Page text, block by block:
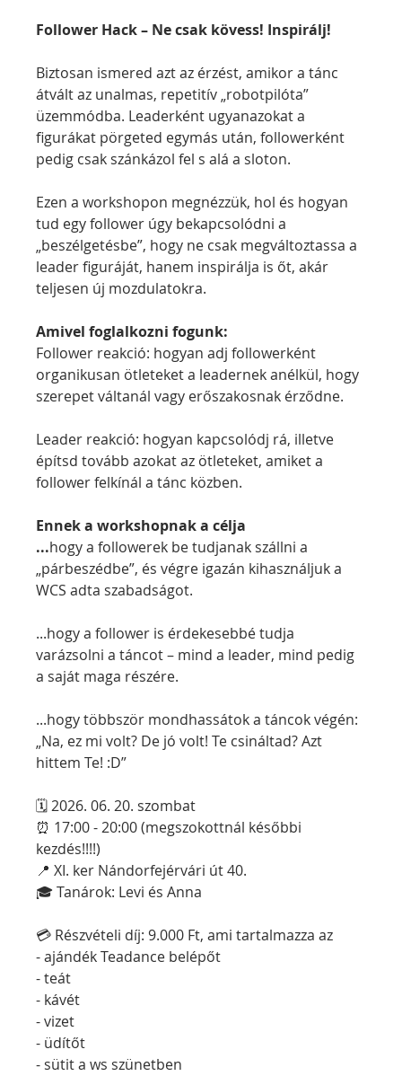
Follower Hack – Ne csak kövess! Inspirálj!
Biztosan ismered azt az érzést, amikor a tánc
átvált az unalmas, repetitív „robotpilóta”
üzemmódba. Leaderként ugyanazokat a
figurákat pörgeted egymás után, followerként
pedig csak szánkázol fel s alá a sloton.
Ezen a workshopon megnézzük, hol és hogyan
tud egy follower úgy bekapcsolódni a
„beszélgetésbe”, hogy ne csak megváltoztassa a
leader figuráját, hanem inspirálja is őt, akár
teljesen új mozdulatokra.
Amivel foglalkozni fogunk:
Follower reakció: hogyan adj followerként
organikusan ötleteket a leadernek anélkül, hogy
szerepet váltanál vagy erőszakosnak érződne.
Leader reakció: hogyan kapcsolódj rá, illetve
építsd tovább azokat az ötleteket, amiket a
follower felkínál a tánc közben.
Ennek a workshopnak a célja
...hogy a followerek be tudjanak szállni a
„párbeszédbe”, és végre igazán kihasználjuk a
WCS adta szabadságot.
...hogy a follower is érdekesebbé tudja
varázsolni a táncot – mind a leader, mind pedig
a saját maga részére.
...hogy többször mondhassátok a táncok végén:
„Na, ez mi volt? De jó volt! Te csináltad? Azt
hittem Te! :D”
🗓 2026. 06. 20. szombat
⏰ 17:00 - 20:00 (megszokottnál későbbi
kezdés!!!!)
📍 XI. ker Nándorfejérvári út 40.
🎓 Tanárok: Levi és Anna
💳 Részvételi díj: 9.000 Ft, ami tartalmazza az
- ajándék Teadance belépőt
- teát
- kávét
- vizet
- üdítőt
- sütit a ws szünetben